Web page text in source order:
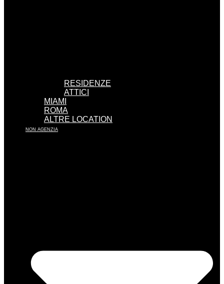
RESIDENZE
ATTICI
MIAMI
ROMA
ALTRE LOCATION
NON AGENZIA